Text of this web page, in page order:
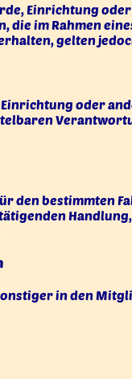
Einrichtung
im Rahmen
gelten
oder
bestimmten
in den